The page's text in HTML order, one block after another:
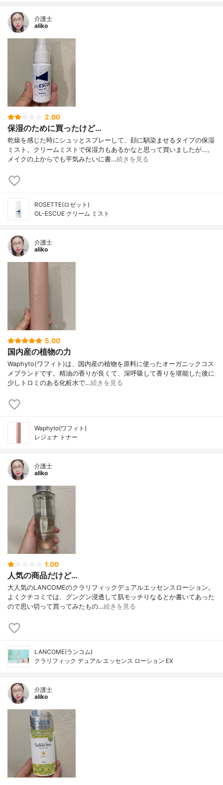
介護士
aliko
2.00
保湿のために買ったけど…
乾燥を感じた時にシュッとスプレーして、顔に馴染ませるタイプの保湿
ミスト。クリームミストで保湿力もあるかなと思って買いましたが…。
メイクの上からでも平気みたいに書…続きを見る
ROSETTE(ロゼット)
OL-ESCUE クリーム ミスト
介護士
aliko
5.00
国内産の植物の力
Waphyto(ワフィト)は、国内産の植物を原料に使ったオーガニックコス
メブランドです。精油の香りが良くて、深呼吸して香りを堪能した後に
少しトロミのある化粧水で…続きを見る
Waphyto(ワフィト)
レジェナ トナー
介護士
aliko
1.00
人気の商品だけど…
大人気のLANCOMEのクラリフィックデュアルエッセンスローション。
よくクチコミでは、グングン浸透して肌モッチりなるとか書いてあった
ので思い切って買ってみたもの…続きを見る
LANCOME(ランコム)
クラリフィック デュアル エッセンス ローション EX
介護士
aliko